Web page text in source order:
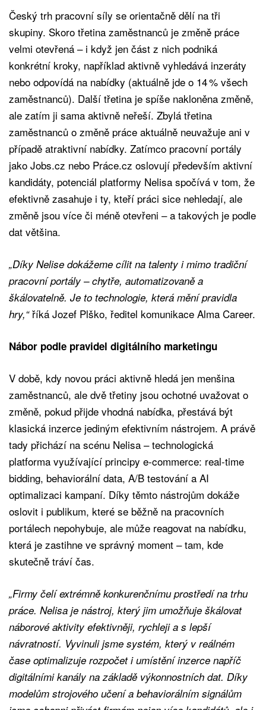
Český trh pracovní síly se orientačně dělí na tři
skupiny. Skoro třetina zaměstnanců je změně práce
velmi otevřená – i když jen část z nich podniká
konkrétní kroky, například aktivně vyhledává inzeráty
nebo odpovídá na nabídky (aktuálně jde o 14 % všech
zaměstnanců). Další třetina je spíše nakloněna změně,
ale zatím ji sama aktivně neřeší. Zbylá třetina
zaměstnanců o změně práce aktuálně neuvažuje ani v
případě atraktivní nabídky. Zatímco pracovní portály
jako Jobs.cz nebo Práce.cz oslovují především aktivní
kandidáty, potenciál platformy Nelisa spočívá v tom, že
efektivně zasahuje i ty, kteří práci sice nehledají, ale
změně jsou více či méně otevřeni – a takových je podle
dat většina.
„Díky Nelise dokážeme cílit na talenty i mimo tradiční
pracovní portály – chytře, automatizovaně a
škálovatelně. Je to technologie, která mění pravidla
hry,“říká Jozef Plško, ředitel komunikace Alma Career.
Nábor podle pravidel digitálního marketingu
V době, kdy novou práci aktivně hledá jen menšina
zaměstnanců, ale dvě třetiny jsou ochotné uvažovat o
změně, pokud přijde vhodná nabídka, přestává být
klasická inzerce jediným efektivním nástrojem. A právě
tady přichází na scénu Nelisa – technologická
platforma využívající principy e‑commerce: real-time
bidding, behaviorální data, A/B testování a AI
optimalizaci kampaní. Díky těmto nástrojům dokáže
oslovit i publikum, které se běžně na pracovních
portálech nepohybuje, ale může reagovat na nabídku,
která je zastihne ve správný moment – tam, kde
skutečně tráví čas.
„Firmy čelí extrémně konkurenčnímu prostředí na trhu
práce. Nelisa je nástroj, který jim umožňuje škálovat
náborové aktivity efektivněji, rychleji a s lepší
návratností. Vyvinuli jsme systém, který v reálném
čase optimalizuje rozpočet i umístění inzerce napříč
digitálními kanály na základě výkonnostních dat. Díky
modelům strojového učení a behaviorálním signálům